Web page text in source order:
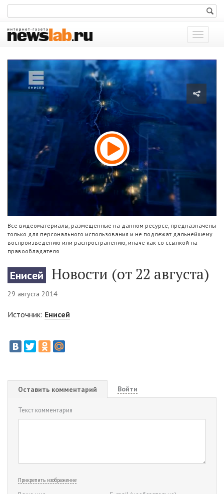
Показать
меню
Все видеоматериалы, размещенные на данном ресурсе, предназначены
только для персонального использования и не подлежат дальнейшему
воспроизведению или распространению, иначе как со ссылкой на
правообладателя.
Енисей Новости (от 22 августа)
29 августа 2014
Источник: Енисей
Оставить комментарий Войти
Текст комментария
Прикрепить изображение